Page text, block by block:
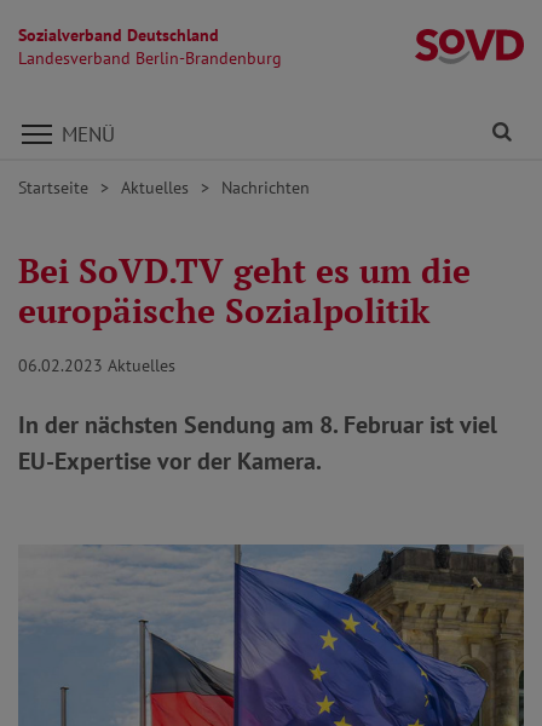
Sozialverband Deutschland
Landesverband Berlin-Brandenburg
Direkt zu den Inhalten springen
MENÜ
Startseite Aktuelles Nachrichten
Bei SoVD.TV geht es um die
europäische Sozialpolitik
06.02.2023 Aktuelles
In der nächsten Sendung am 8. Februar ist viel
EU-Expertise vor der Kamera.